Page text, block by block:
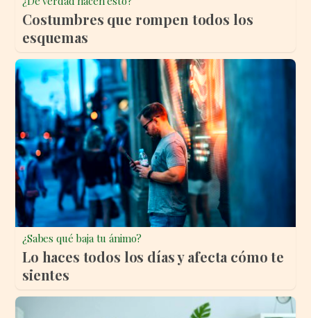
Costumbres que rompen todos los
esquemas
¿Sabes qué baja tu ánimo?
Lo haces todos los días y afecta cómo te
sientes